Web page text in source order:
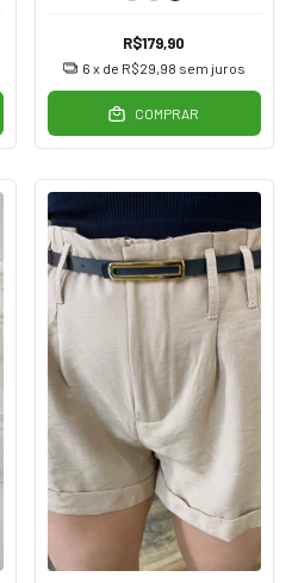
R$179,90
6 x de R$29,98 sem juros
COMPRAR